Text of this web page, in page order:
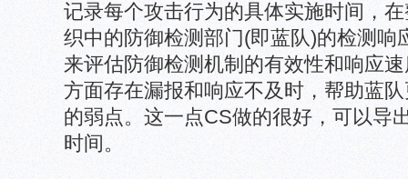
记录每个攻击行为的具体实施时间，
织中的防御检测部门(即蓝队)的检测响
来评估防御检测机制的有效性和响应
方面存在漏报和响应不及时，帮助蓝
的弱点。这一点CS做的很好，可以导
时间。